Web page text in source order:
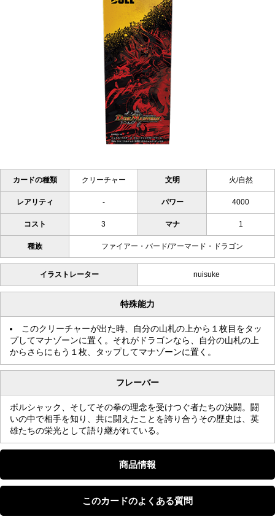
カードの種類 クリーチャー 文明 火/自然
レアリティ - パワー 4000
コスト 3 マナ 1
種族 ファイアー・バード/アーマード・ドラゴン
イラストレーター nuisuke
特殊能力
このクリーチャーが出た時、自分の山札の上から１枚目をタッ
プしてマナゾーンに置く。それがドラゴンなら、自分の山札の上
からさらにもう１枚、タップしてマナゾーンに置く。
フレーバー
ボルシャック、そしてその拳の理念を受けつぐ者たちの決闘。闘
いの中で相手を知り、共に闘えたことを誇り合うその歴史は、英
雄たちの栄光として語り継がれている。
商品情報
このカードのよくある質問